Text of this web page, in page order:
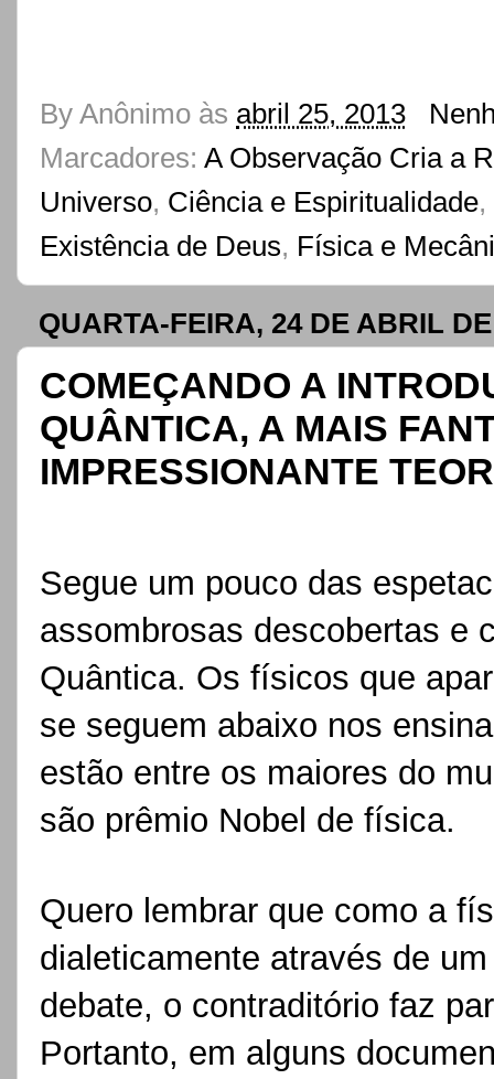
By Anônimo às abril 25, 2013
Marcadores: A Observação Cria a
Universo, Ciência e Espiritualidade,
Existência de Deus, Física e
QUARTA-FEIRA, 24 DE ABRIL
COMEÇANDO A
QUÂNTICA, A MAIS
IMPRESSIONANTE
Segue um pouco das
assombrosas descobertas e
Quântica. Os físicos que
se seguem abaixo nos
estão entre os maiores do
são prêmio Nobel
Quero lembrar que como a
dialeticamente através de
debate, o contraditório faz
Portanto, em alguns